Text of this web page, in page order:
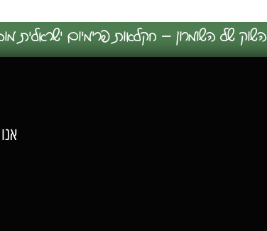
השוק של השומרון – חקלאות פרימיום ישראלית